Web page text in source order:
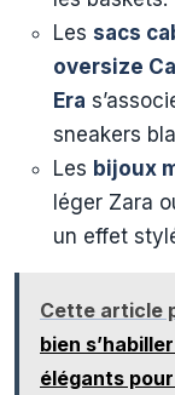
Les sacs
oversize
Era
sneakers
Les bijoux
léger Zara
un effet
Cette article
bien
élégants